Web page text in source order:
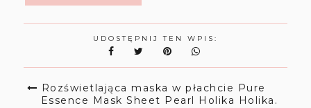
UDOSTĘPNIJ TEN WPIS:
Rozświetlająca maska w płachcie Pure
Essence Mask Sheet Pearl Holika Holika.